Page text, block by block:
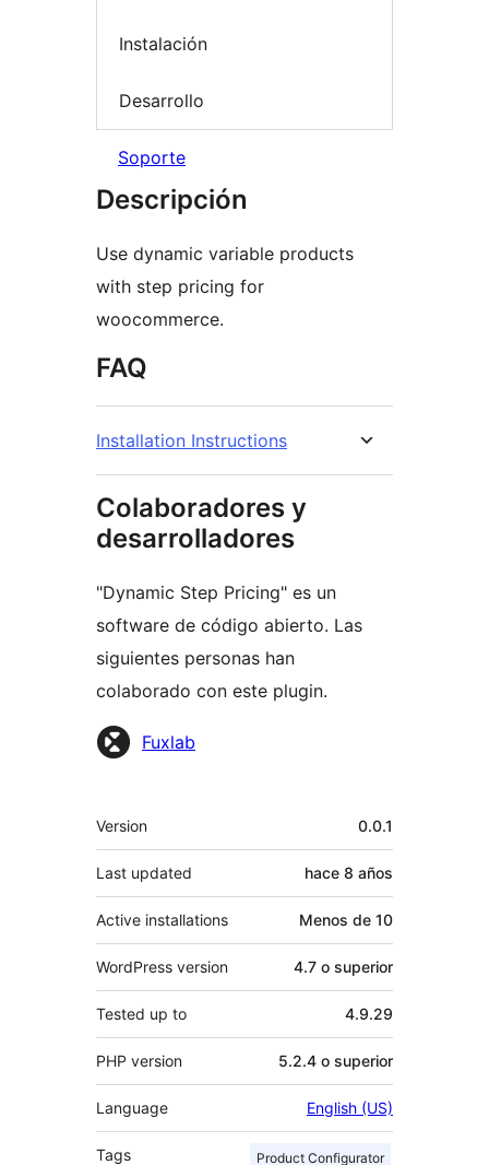
Instalación
Desarrollo
Soporte
Descripción
Use dynamic variable products
with step pricing for
woocommerce.
FAQ
Installation Instructions
Colaboradores y
desarrolladores
"Dynamic Step Pricing" es un
software de código abierto. Las
siguientes personas han
colaborado con este plugin.
Colaboradores
Fuxlab
Meta
Version 0.0.1
Last updated hace 8 años
Active installations Menos de 10
WordPress version 4.7 o superior
Tested up to 4.9.29
PHP version 5.2.4 o superior
Language English (US)
Tags Product Configurator